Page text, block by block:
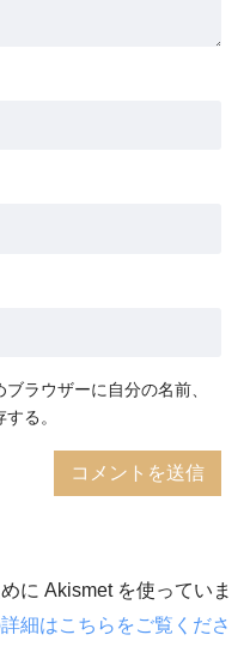
ラウザーに自分の名前、
る。
に Akismet を使っていま
細はこちらをご覧くださ